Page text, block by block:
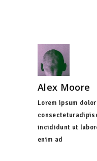
Alex Moore
Lorem ipsum
incididunt ut
enim ad